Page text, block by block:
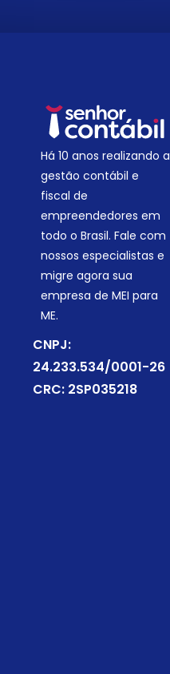
Há 10 anos realizando a
gestão contábil e
fiscal de
empreendedores em
todo o Brasil. Fale com
nossos especialistas e
migre agora sua
empresa de MEI para
ME.
CNPJ:
24.233.534/0001-26
CRC: 2SP035218